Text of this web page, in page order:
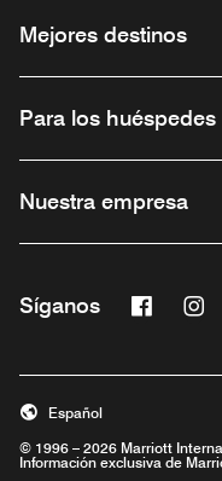
Mejores destinos
Para los huéspedes
Nuestra empresa
Síganos
Abre
© 1996 – 2026 Marriott
Información exclusiva de
Español